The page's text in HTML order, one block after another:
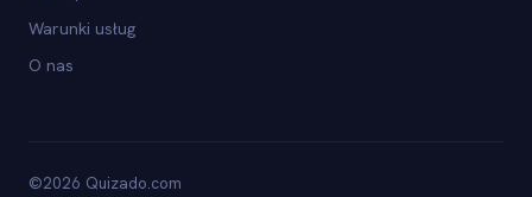
Warunki usług
O nas
©2026 Quizado.com